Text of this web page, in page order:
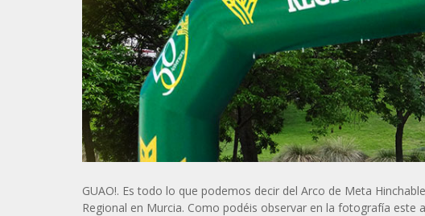
GUAO!. Es todo lo que podemos decir del Arco de Meta
Regional en Murcia. Como podéis observar en la fotografía este